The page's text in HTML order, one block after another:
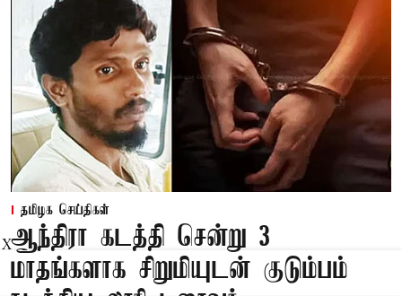
தமிழக செய்திகள்
ஆந்திரா கடத்தி சென்று 3
மாதங்களாக சிறுமியுடன் குடும்பம்
X